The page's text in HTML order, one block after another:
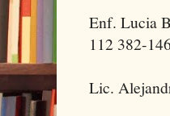
Enf. Lucia
112 382-
Lic.